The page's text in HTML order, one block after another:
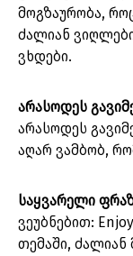
მოგზაურობა,
ძალიან
ვხდები.
არასოდეს
არასოდეს
აღარ ვამბობ,
საყვარელი
ვეუბნებით:
თემაში, ძალიან